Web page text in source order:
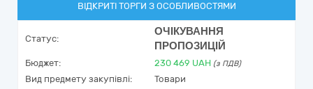
ВІДКРИТІ ТОРГИ З ОСОБЛИВОСТЯМИ
Статус:
ОЧІКУВАННЯ
ПРОПОЗИЦІЙ
Бюджет: 230 469 UAH (з ПДВ)
Вид предмету закупівлі:
Товари